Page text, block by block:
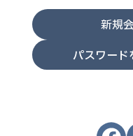
新規
パスワード